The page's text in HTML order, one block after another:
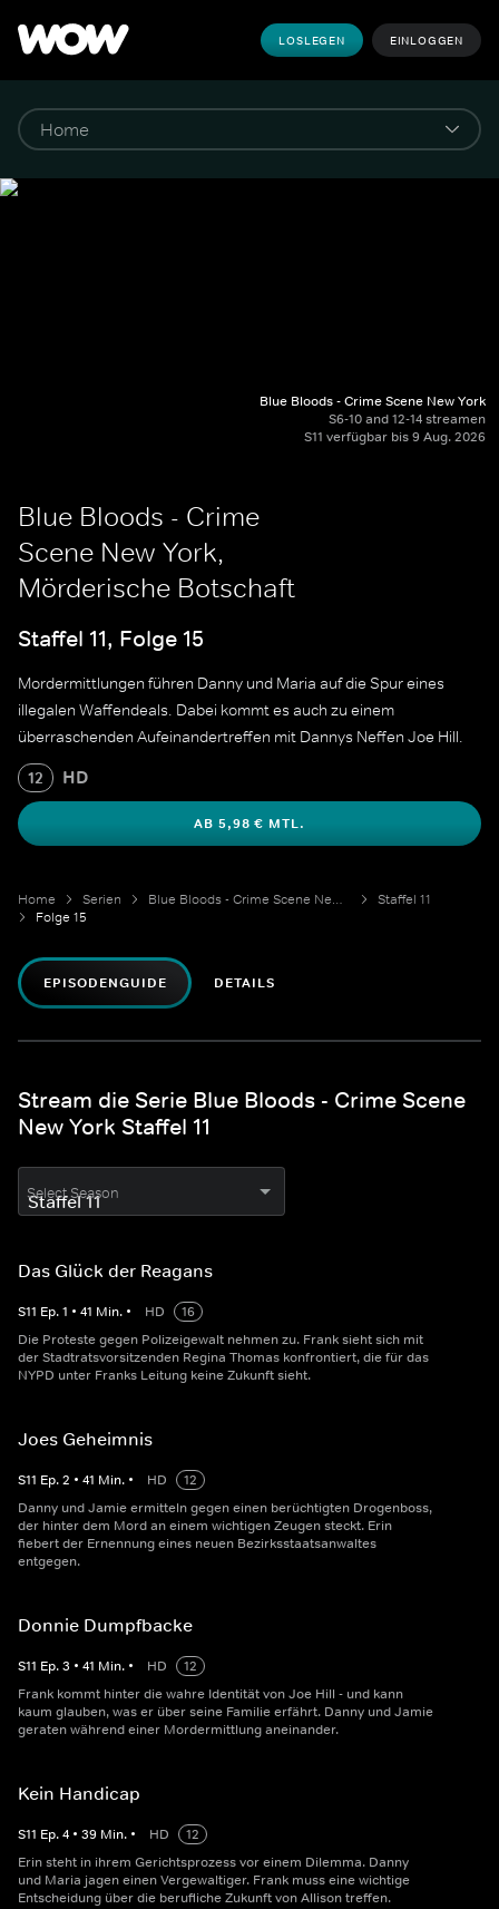
LOSLEGEN EINLOGGEN
Blue Bloods - Crime Scene New York
S6-10 and 12-14 streamen
S11 verfügbar bis 9 Aug. 2026
Blue Bloods - Crime
Scene New York,
Mörderische Botschaft
Staffel 11, Folge 15
Mordermittlungen führen Danny und Maria auf die Spur eines
illegalen Waffendeals. Dabei kommt es auch zu einem
überraschenden Aufeinandertreffen mit Dannys Neffen Joe Hill.
12 HD
AB 5,98 € MTL.
Home Serien Blue Bloods - Crime Scene New York
Staffel 11
Folge 15
EPISODENGUIDE DETAILS
Stream die Serie Blue Bloods - Crime Scene
New York Staffel 11
Select Season
Das Glück der Reagans
S11 Ep.1 • 41 Min. • HD
16
Die Proteste gegen Polizeigewalt nehmen zu. Frank sieht sich mit
der Stadtratsvorsitzenden Regina Thomas konfrontiert, die für das
NYPD unter Franks Leitung keine Zukunft sieht.
Joes Geheimnis
S11 Ep.2 • 41 Min. • HD
12
Danny und Jamie ermitteln gegen einen berüchtigten Drogenboss,
der hinter dem Mord an einem wichtigen Zeugen steckt. Erin
fiebert der Ernennung eines neuen Bezirksstaatsanwaltes
entgegen.
Donnie Dumpfbacke
S11 Ep.3 • 41 Min. • HD
12
Frank kommt hinter die wahre Identität von Joe Hill - und kann
kaum glauben, was er über seine Familie erfährt. Danny und Jamie
geraten während einer Mordermittlung aneinander.
Kein Handicap
S11 Ep.4 • 39 Min. • HD
12
Erin steht in ihrem Gerichtsprozess vor einem Dilemma. Danny
und Maria jagen einen Vergewaltiger. Frank muss eine wichtige
Entscheidung über die berufliche Zukunft von Allison treffen.